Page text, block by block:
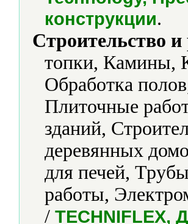
конструкции.
Строительство
топки, Камины,
Обработка
Плиточные
зданий,
деревянных
для печей,
работы,
/